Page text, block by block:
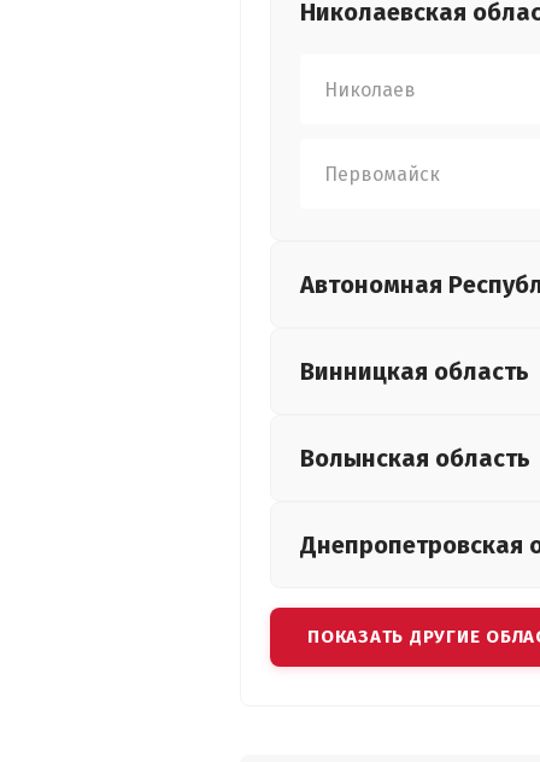
Николаевская
Николаев
Первомайск
Автономная
Винницкая область
Волынская область
Днепропетровская
ПОКАЗАТЬ ДРУГИЕ